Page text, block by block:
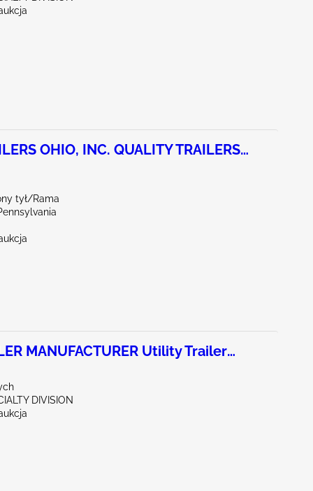
OHIO, INC. QUALITY TRAILERS
tył/Rama
MANUFACTURER Utility Trailer
DIVISION